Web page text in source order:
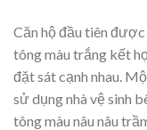
Căn hộ đầu tiên
tông màu trắng kết
đặt sát cạnh nhau.
sử dụng nhà vệ sinh
tông màu nâu nâu